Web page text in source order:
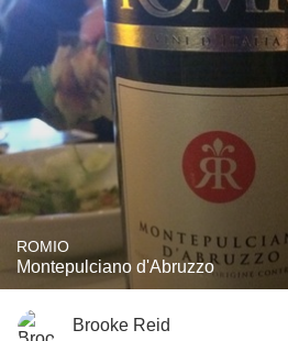
ROMIO
Montepulciano d'Abruzzo
Brooke Reid